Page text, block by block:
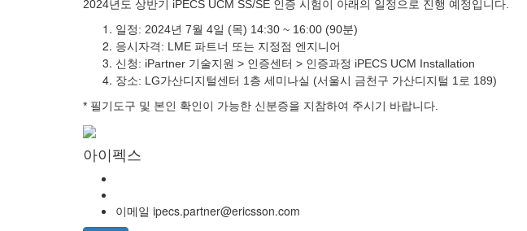
2024년도 상반기 iPECS UCM SS/SE 인증 시험이 아래의 일정으로 진행 예정입니다.
일정: 2024년 7월 4일 (목) 14:30 ~ 16:00 (90분)
응시자격: LME 파트너 또는 지정점 엔지니어
신청: iPartner 기술지원 > 인증센터 > 인증과정 iPECS UCM Installation
장소: LG가산디지털센터 1층 세미나실 (서울시 금천구 가산디지털 1로 189)
* 필기도구 및 본인 확인이 가능한 신분증을 지참하여 주시기 바랍니다.
아이펙스
이메일 ipecs.partner@ericsson.com